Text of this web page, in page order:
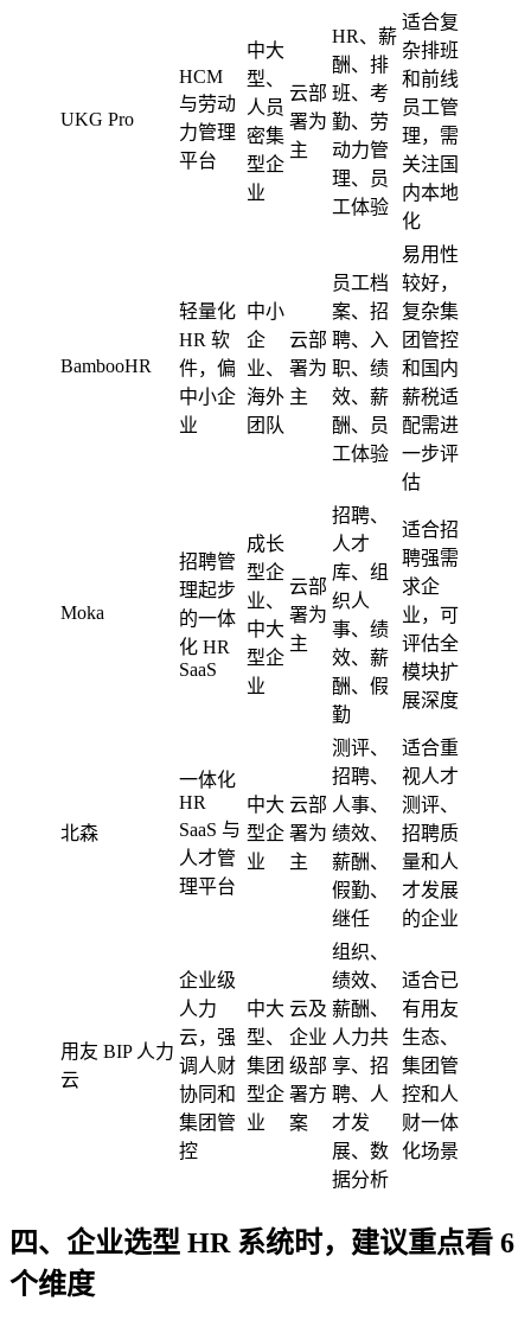
UKG Pro
HCM
与劳动
力管理
平台
中大
型、
人员
密集
型企
业
云部
署为
主
HR、薪
酬、排
班、考
勤、劳
动力管
理、员
工体验
适合复
杂排班
和前线
员工管
理，需
关注国
内本地
化
BambooHR
轻量化
HR 软
件，偏
中小企
业
中小
企
业、
海外
团队
云部
署为
主
员工档
案、招
聘、入
职、绩
效、薪
酬、员
工体验
易用性
较好，
复杂集
团管控
和国内
薪税适
配需进
一步评
估
Moka
招聘管
理起步
的一体
化 HR
SaaS
成长
型企
业、
中大
型企
业
云部
署为
主
招聘、
人才
库、组
织人
事、绩
效、薪
酬、假
勤
适合招
聘强需
求企
业，可
评估全
模块扩
展深度
北森
一体化
HR
SaaS 与
人才管
理平台
中大
型企
业
云部
署为
主
测评、
招聘、
人事、
绩效、
薪酬、
假勤、
继任
适合重
视人才
测评、
招聘质
量和人
才发展
的企业
用友 BIP 人力
云
企业级
人力
云，强
调人财
协同和
集团管
控
中大
型、
集团
型企
业
云及
企业
级部
署方
案
组织、
绩效、
薪酬、
人力共
享、招
聘、人
才发
展、数
据分析
适合已
有用友
生态、
集团管
控和人
财一体
化场景
四、企业选型 HR 系统时，建议重点看 6
个维度